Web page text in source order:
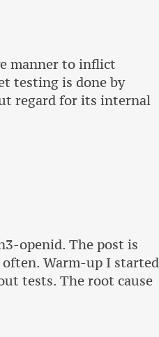
manner to inflict
testing is done by
regard for its internal
openid. The post is
Warm-up I started
tests. The root cause